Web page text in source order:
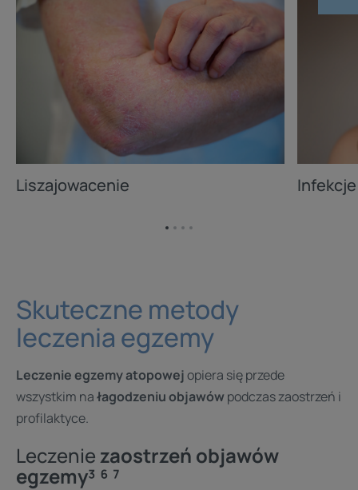
Liszajowacenie
Przejdź
Przejdź
Przejdź
Przejdź
Skuteczne metody
leczenia egzemy
Leczenie egzemy atopowejopiera się przede
wszystkim nałagodzeniu objawów podczas zaostrzeń i
profilaktyce.
Leczeniezaostrzeń objawów
egzemy³ ⁶ ⁷